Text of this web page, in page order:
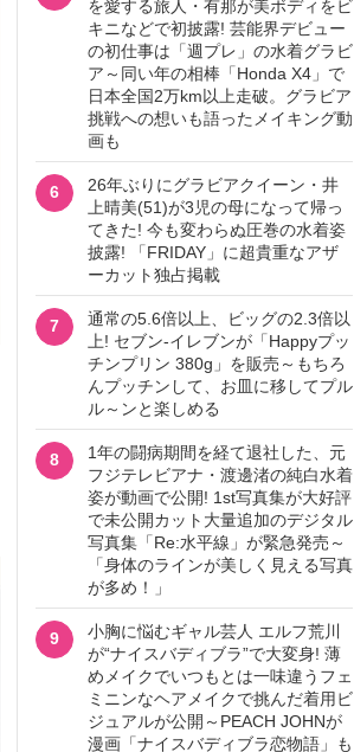
を愛する旅人・有那が美ボディをビ
キニなどで初披露! 芸能界デビュー
の初仕事は「週プレ」の水着グラビ
ア～同い年の相棒「Honda X4」で
日本全国2万km以上走破。グラビア
挑戦への想いも語ったメイキング動
画も
6
26年ぶりにグラビアクイーン・井
上晴美(51)が3児の母になって帰っ
てきた! 今も変わらぬ圧巻の水着姿
披露! 「FRIDAY」に超貴重なアザ
ーカット独占掲載
7
通常の5.6倍以上、ビッグの2.3倍以
上! セブン‐イレブンが「Happyプッ
チンプリン 380g」を販売～もちろ
んプッチンして、お皿に移してプル
ル～ンと楽しめる
8
1年の闘病期間を経て退社した、元
フジテレビアナ・渡邊渚の純白水着
姿が動画で公開! 1st写真集が大好評
で未公開カット大量追加のデジタル
写真集「Re:水平線」が緊急発売～
「身体のラインが美しく見える写真
が多め！」
9
小胸に悩むギャル芸人 エルフ荒川
が“ナイスバディブラ”で大変身! 薄
めメイクでいつもとは一味違うフェ
ミニンなヘアメイクで挑んだ着用ビ
ジュアルが公開～PEACH JOHNが
漫画「ナイスバディブラ恋物語」も